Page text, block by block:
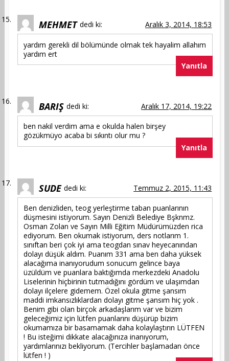
MEHMET dedi ki: Aralık 3, 2014, 18:53
yardım gerekli dil bölümünde olmak tek hayalim allahım
yardım ert
Yanıtla
BARIŞ dedi ki: Aralık 17, 2014, 19:22
ben nakil verdim ama e okulda halen birşey
gözükmüyo acaba bi sıkıntı olur mu ?
Yanıtla
SUDE dedi ki: Temmuz 2, 2015, 11:43
Ben denizliden, teog yerleştirme taban puanlarının
düşmesini istiyorum. Sayın Denizli Belediye Bşknmz.
Osman Zolan ve Sayın Milli Eğitim Müdürümüzden rica
ediyorum. Ben okumak istiyorum, ders notlarım 1.
sınıftan beri çok iyi ama teogdan sınav heyecanından
dolayı düşük aldım. Puanım 331 ama ben daha yüksek
alacağıma inanıyorudum sonucum gelince baya
üzüldüm ve puanlara baktığımda merkezdeki Anadolu
Liselerinin hiçbirinin tutmadığını gördüm ve ulaşımdan
dolayı ilçelere gidemem. Özel okula gitme şansım
maddi imkansızlıklardan dolayı gitme şansım hiç yok .
Benim gibi olan birçok arkadaşlarım var ve bizim
geleceğimiz için lütfen puanlarını düşürüp bizim
okumamıza bir basamamak daha kolaylaştırın LÜTFEN
! Bu isteğimi dikkate alacağınıza inanıyorum,
yardımlarınızı bekliyorum. (Tercihler başlamadan önce
lütfen ! )